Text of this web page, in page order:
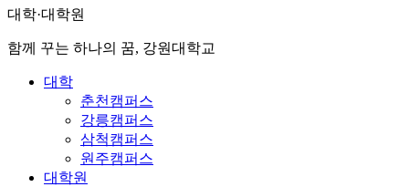
대학·대학원
함께 꾸는 하나의 꿈, 강원대학교
대학
춘천캠퍼스
강릉캠퍼스
삼척캠퍼스
원주캠퍼스
대학원